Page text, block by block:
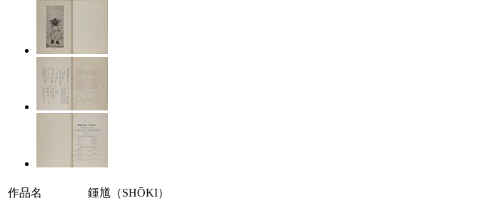
作品名
鍾馗（SHŌKI）